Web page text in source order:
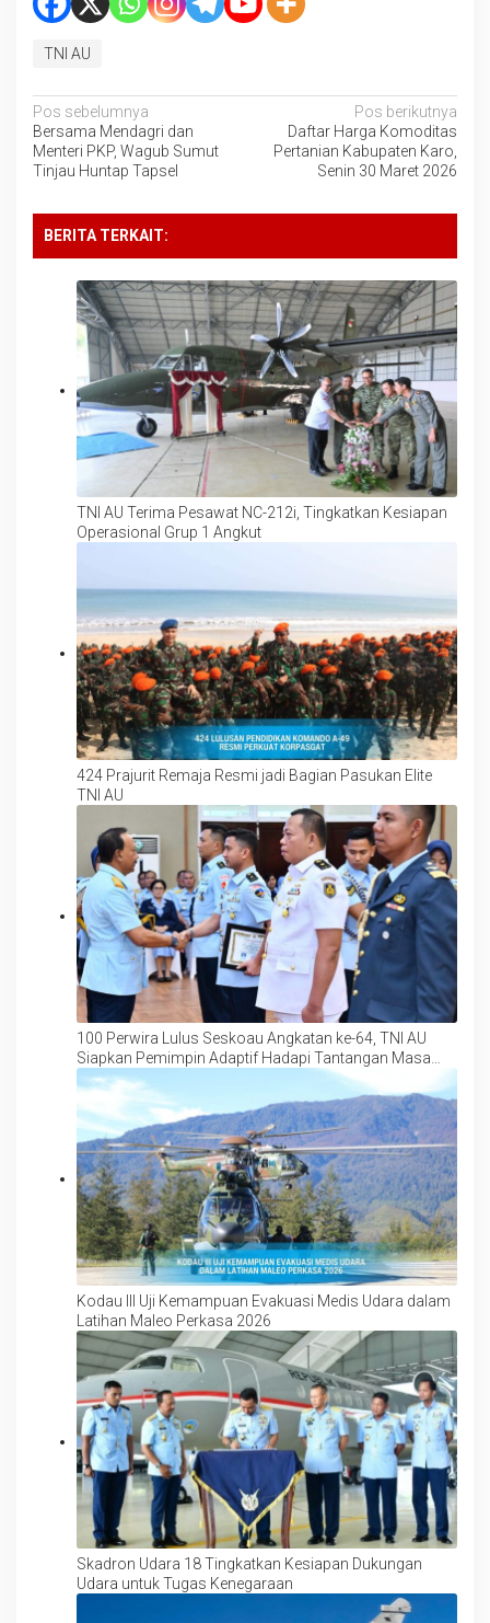
TNI AU
Navigasi
pos
Pos sebelumnya
Bersama Mendagri dan
Menteri PKP, Wagub Sumut
Tinjau Huntap Tapsel
Pos berikutnya
Daftar Harga Komoditas
Pertanian Kabupaten Karo,
Senin 30 Maret 2026
BERITA TERKAIT:
TNI AU Terima Pesawat NC-212i, Tingkatkan Kesiapan
Operasional Grup 1 Angkut
424 Prajurit Remaja Resmi jadi Bagian Pasukan Elite
TNI AU
100 Perwira Lulus Seskoau Angkatan ke-64, TNI AU
Siapkan Pemimpin Adaptif Hadapi Tantangan Masa
Depan
Kodau III Uji Kemampuan Evakuasi Medis Udara dalam
Latihan Maleo Perkasa 2026
Skadron Udara 18 Tingkatkan Kesiapan Dukungan
Udara untuk Tugas Kenegaraan